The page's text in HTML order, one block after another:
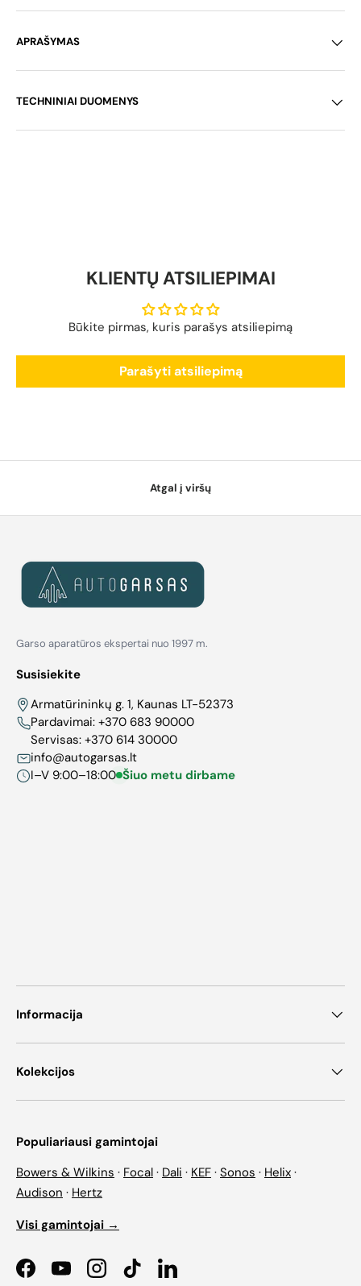
APRAŠYMAS
TECHNINIAI DUOMENYS
KLIENTŲ ATSILIEPIMAI
Būkite pirmas, kuris parašys atsiliepimą
Parašyti atsiliepimą
Atgal į viršų
Garso aparatūros ekspertai nuo 1997 m.
Susisiekite
Armatūrininkų g. 1, Kaunas LT-52373
Pardavimai: +370 683 90000
Servisas: +370 614 30000
info@autogarsas.lt
I–V 9:00–18:00 Šiuo metu dirbame
Informacija
Kolekcijos
Populiariausi gamintojai
Bowers & Wilkins · Focal · Dali · KEF · Sonos · Helix ·
Audison · Hertz
Visi gamintojai →
FacebookYouTubeInstagramTikTokLinkedIn